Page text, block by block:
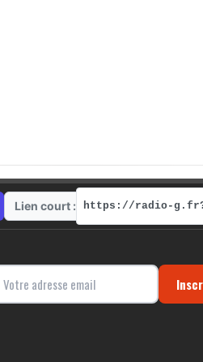
Lien court :